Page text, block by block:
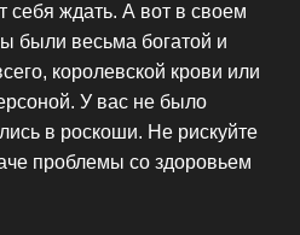
себя ждать. А вот в своем
были весьма богатой и
королевской крови или
У вас не было
в роскоши. Не рискуйте
проблемы со здоровьем